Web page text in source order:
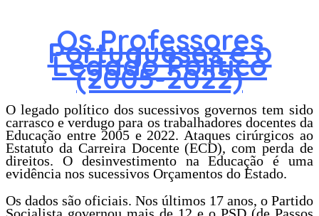
Os Professores
Portugueses e o
Legado Político
(2005-2022)
O legado político dos sucessivos governos tem sido
carrasco e verdugo para os trabalhadores docentes da
Educação entre 2005 e 2022. Ataques cirúrgicos ao
Estatuto da Carreira Docente (ECD), com perda de
direitos. O desinvestimento na Educação é uma
evidência nos sucessivos Orçamentos do Estado.
Os dados são oficiais. Nos últimos 17 anos, o Partido